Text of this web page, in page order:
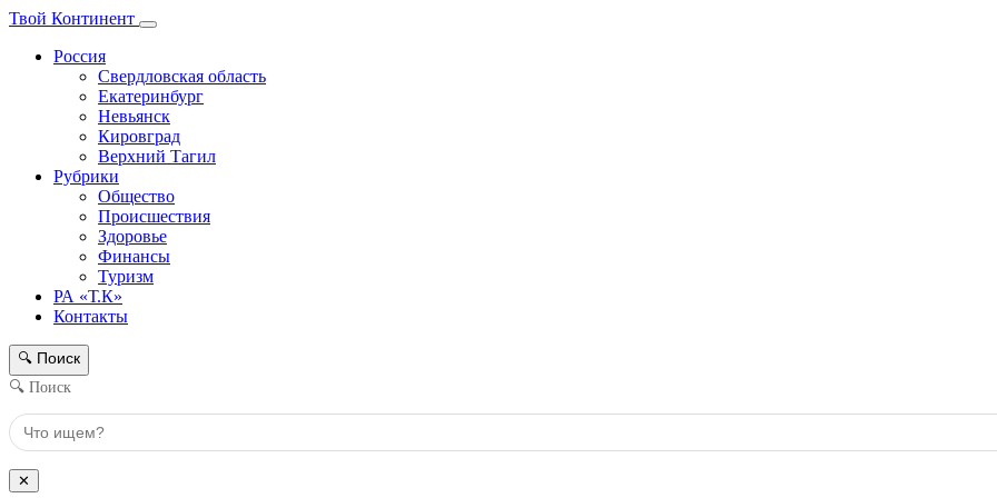
Твой Континент
Россия
Свердловская область
Екатеринбург
Невьянск
Кировград
Верхний Тагил
Рубрики
Общество
Происшествия
Здоровье
Финансы
Туризм
РА «Т.К»
Контакты
🔍 Поиск
🔍 Поиск
✕